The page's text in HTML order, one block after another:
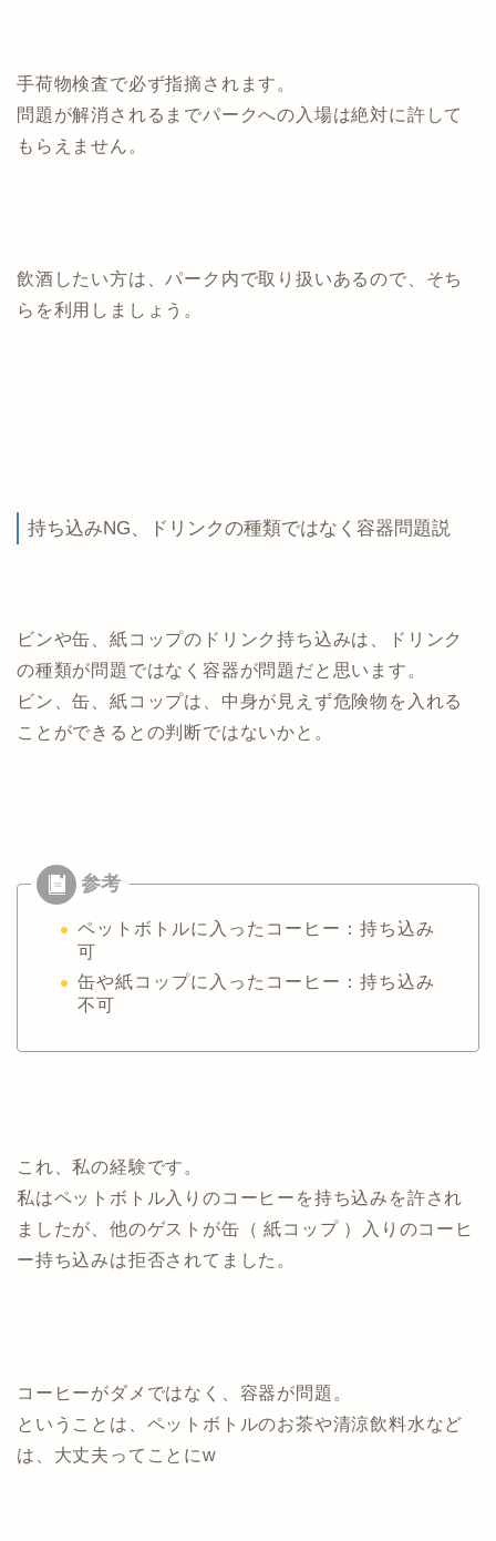
手荷物検査で必ず指摘されます。
問題が解消されるまでパークへの入場は絶対に許して
もらえません。
飲酒したい方は、パーク内で取り扱いあるので、そち
らを利用しましょう。
持ち込みNG、ドリンクの種類ではなく容器問題説
ビンや缶、紙コップのドリンク持ち込みは、ドリンク
の種類が問題ではなく容器が問題だと思います。
ビン、缶、紙コップは、中身が見えず危険物を入れる
ことができるとの判断ではないかと。
ペットボトルに入ったコーヒー：持ち込み
可
缶や紙コップに入ったコーヒー：持ち込み
不可
これ、私の経験です。
私はペットボトル入りのコーヒーを持ち込みを許され
ましたが、他のゲストが缶（ 紙コップ ）入りのコーヒ
ー持ち込みは拒否されてました。
コーヒーがダメではなく、容器が問題。
ということは、ペットボトルのお茶や清涼飲料水など
は、大丈夫ってことにw